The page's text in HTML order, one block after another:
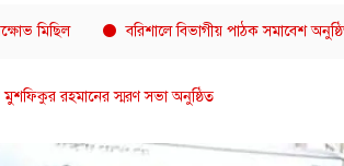
বরিশালে বিভাগীয় পাঠক সমাবেশ অনুষ্ঠিত
মুশফিকুর রহমানের স্মরণ সভা অনুষ্ঠিত